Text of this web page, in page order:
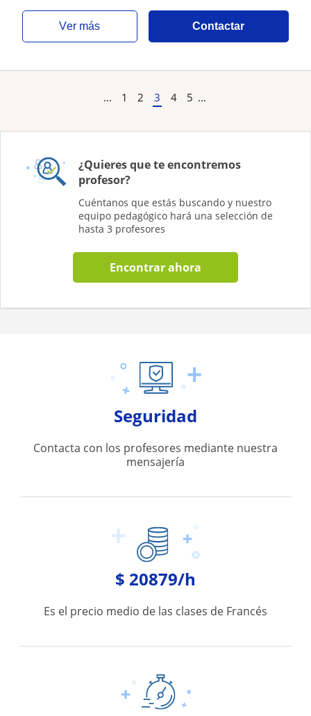
ver más Contactar
... 1 2 3 4 5 ...
¿Quieres que te encontremos
profesor?
Cuéntanos que estás buscando y nuestro
equipo pedagógico hará una selección de
hasta 3 profesores
Encontrar ahora
Seguridad
Contacta con los profesores mediante nuestra
mensajería
$ 20879/h
Es el precio medio de las clases de Francés